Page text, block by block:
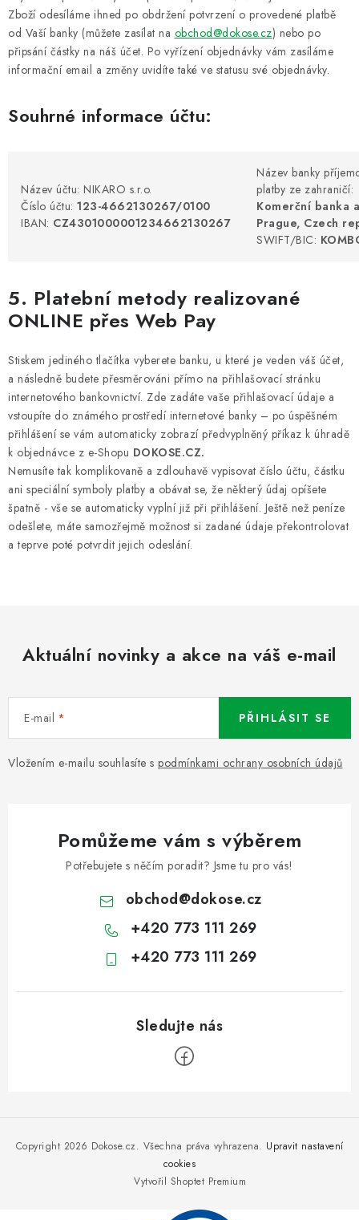
Zboží odesíláme ihned po obdržení potvrzení o provedené platbě
od Vaší banky (můžete zasílat na obchod@dokose.cz) nebo po
připsání částky na náš účet. Po vyřízení objednávky vám zasíláme
informační email a změny uvidíte také ve statusu své objednávky.
Souhrné informace účtu:
Název účtu: NIKARO s.r.o.
Číslo účtu: 123-4662130267/0100
IBAN: CZ4301000001234662130267
Název banky
platby ze zahraničí:
Komerční banka
Prague, Czech
SWIFT/BIC:
5. Platební metody realizované
ONLINE přes Web Pay
Stiskem jediného tlačítka vyberete banku, u které je veden váš účet,
a následně budete přesměrováni přímo na přihlašovací stránku
internetového bankovnictví. Zde zadáte vaše přihlašovací údaje a
vstoupíte do známého prostředí internetové banky – po úspěšném
přihlášení se vám automaticky zobrazí předvyplněný příkaz k úhradě
k objednávce z e-Shopu DOKOSE.CZ.
Nemusíte tak komplikovaně a zdlouhavě vypisovat číslo účtu, částku
ani speciální symboly platby a obávat se, že některý údaj opíšete
špatně - vše se automaticky vyplní již při přihlášení. Ještě než peníze
odešlete, máte samozřejmě možnost si zadané údaje překontrolovat
a teprve poté potvrdit jejich odeslání.
Aktuální novinky a akce na váš e-mail
E-mail
Vložením e-mailu souhlasíte s podmínkami ochrany osobních údajů
PŘIHLÁSIT SE
Pomůžeme vám s výběrem
Potřebujete s něčím poradit? Jsme tu pro vás!
obchod@dokose.cz
+420 773 111 269
+420 773 111 269
Vytvořil Shoptet Premium
Copyright 2026 Dokose.cz. Všechna práva vyhrazena. Upravit nastavení
cookies